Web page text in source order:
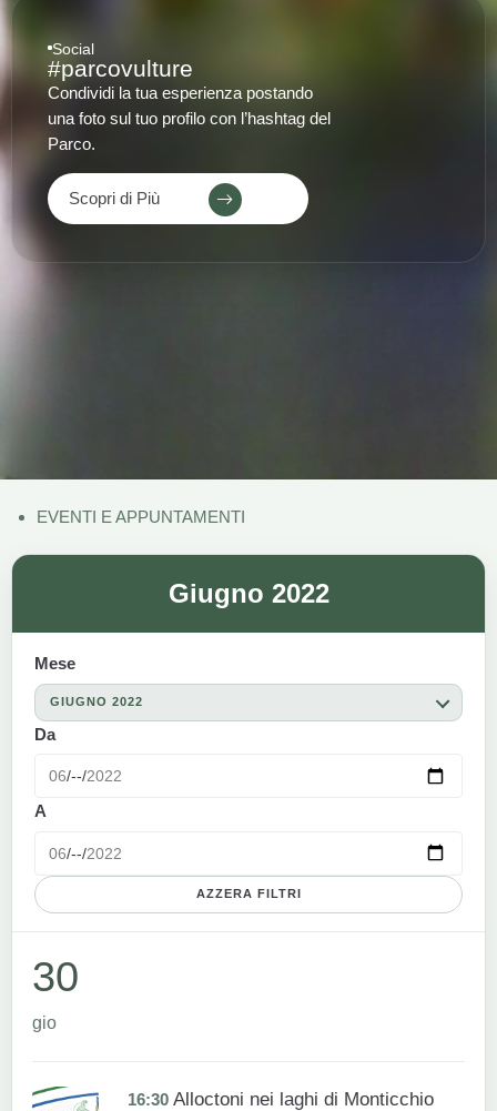
Social
#parcovulture
Condividi la tua esperienza postando
una foto sul tuo profilo con l’hashtag del
Parco.
Scopri di Più
Giugno 2022
Mese
GIUGNO 2022
Da
A
AZZERA FILTRI
30
gio
16:30 Alloctoni nei laghi di Monticchio
EVENTI E APPUNTAMENTI